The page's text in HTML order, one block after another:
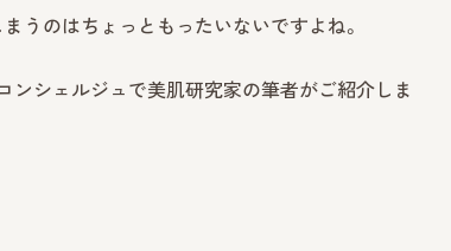
うのはちょっともったいないですよね。
ンシェルジュで美肌研究家の筆者がご紹介しま